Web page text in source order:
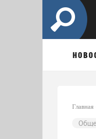
Главная